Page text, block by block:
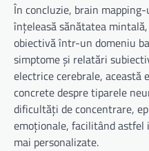
În concluzie, brain
înțeleasă sănătatea
obiectivă într-un domeniu
simptome și relatări
electrice cerebrale, această
concrete despre tiparele
dificultăți de concentrare,
emoționale, facilitând
mai personalizate.